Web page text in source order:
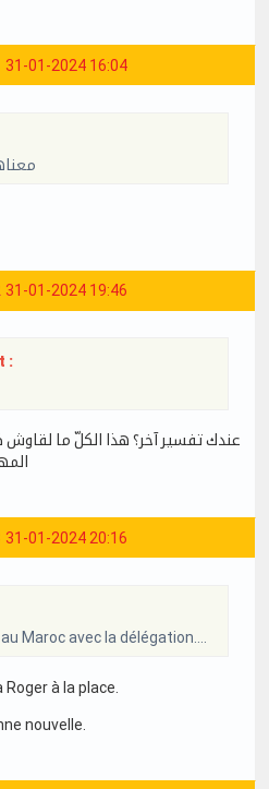
31-01-2024 16:04
31-01-2024 19:46
:
عندك تفسير آخر؟ هذا الكلّ ما
31-01-2024 20:16
Maroc avec la délégation….
à la place.
nouvelle.